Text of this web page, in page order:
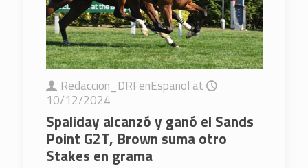
Redaccion_DRFenEspanol at
10/12/2024
Spaliday alcanzó y ganó el Sands
Point G2T, Brown suma otro
Stakes en grama